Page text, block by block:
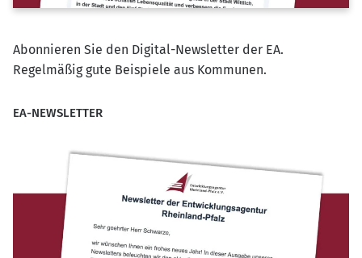
Abonnieren Sie den Digital-Newsletter der EA.
Regelmäßig gute Beispiele aus Kommunen.
EA-NEWSLETTER